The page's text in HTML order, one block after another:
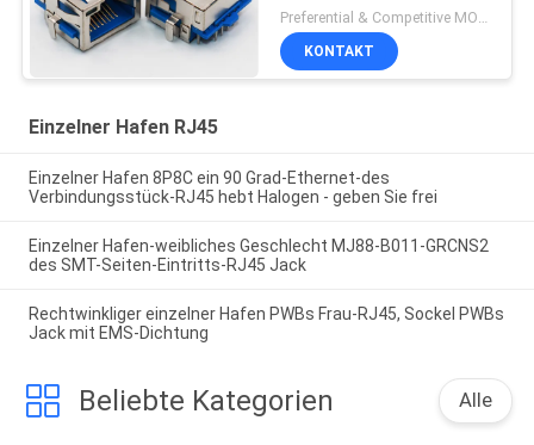
Jack abgeschirmt mit
EMS-Vorsprüngen
Preferential & Competitive MOQ:6000
KONTAKT
Einzelner Hafen RJ45
Einzelner Hafen 8P8C ein 90 Grad-Ethernet-des
Verbindungsstück-RJ45 hebt Halogen - geben Sie frei
Einzelner Hafen-weibliches Geschlecht MJ88-B011-GRCNS2
des SMT-Seiten-Eintritts-RJ45 Jack
Rechtwinkliger einzelner Hafen PWBs Frau-RJ45, Sockel PWBs
Jack mit EMS-Dichtung
Beliebte Kategorien Alle